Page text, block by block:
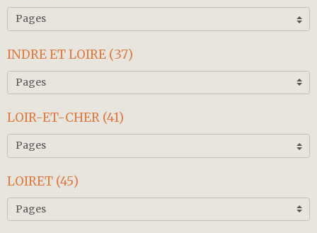
INDRE ET LOIRE (37)
LOIR-ET-CHER (41)
LOIRET (45)